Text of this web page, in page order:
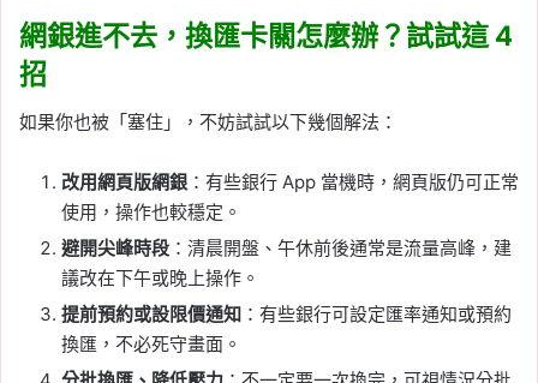
網銀進不去，換匯卡關怎麼辦？試試這 4
招
如果你也被「塞住」，不妨試試以下幾個解法：
改用網頁版網銀 ：有些銀行 App 當機時，網頁版仍可正常
使用，操作也較穩定。
避開尖峰時段 ：清晨開盤、午休前後通常是流量高峰，建
議改在下午或晚上操作。
提前預約或設限價通知 ：有些銀行可設定匯率通知或預約
換匯，不必死守畫面。